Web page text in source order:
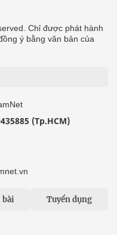
Chỉ được phát hành
ý bằng văn bản của
(Tp.HCM)
bài Tuyển dụng